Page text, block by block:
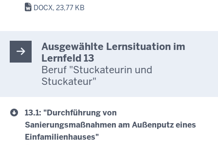
DOCX, 23,77 KB
Ausgewählte Lernsituation im
Lernfeld 13
Beruf "Stuckateurin und
Stuckateur"
13.1: "Durchführung von
Sanierungsmaßnahmen am Außenputz eines
Einfamilienhauses"